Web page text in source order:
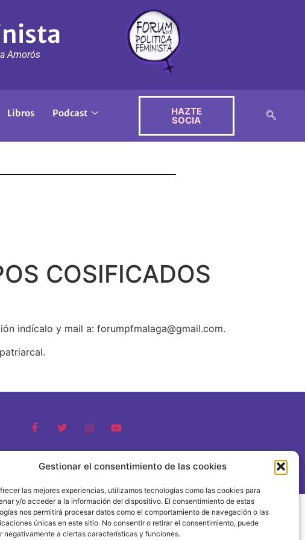
Gestionar el consentimiento de las cookies
las mejores experiencias, utilizamos tecnologías como las cookies para
y/o acceder a la información del dispositivo. El consentimiento de estas
nos permitirá procesar datos como el comportamiento de navegación o las
únicas en este sitio. No consentir o retirar el consentimiento, puede
negativamente a ciertas características y funciones.
Amorós
Libros
Podcast
HAZTE
SOCIA
COSIFICADOS
indícalo y mail a: forumpfmalaga@gmail.com.